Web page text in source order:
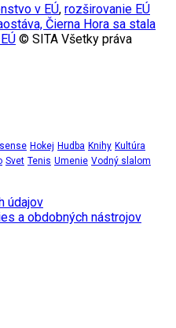
v EÚ, rozširovanie EÚ
Čierna Hora sa stala
© SITA Všetky práva
Hokej Hudba Knihy Kultúra
Svet Tenis Umenie Vodný slalom
údajov
a obdobných nástrojov